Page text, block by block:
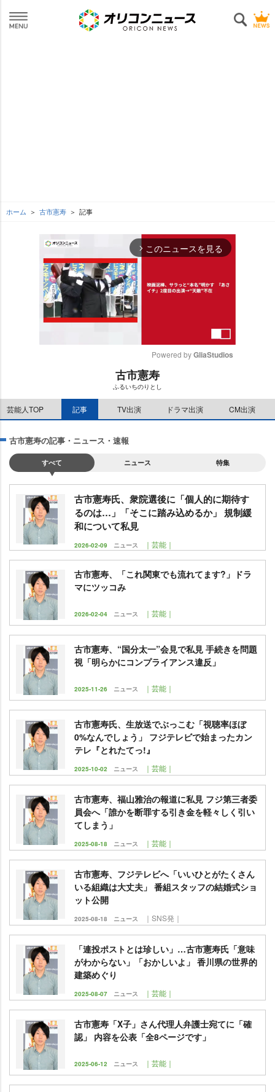
ホーム 古市憲寿 記事
arrow_forward_ios このニュースを見る
e
Powered by GliaStudios
古市憲寿
ふるいちのりとし
芸能人TOP 記事 TV出演 ドラマ出演 CM出演
古市憲寿の記事・ニュース・速報
すべて ニュース 特集
古市憲寿氏、衆院選後に「個人的に期待す
るのは…」「そこに踏み込めるか」 規制緩
和について私見
2026-02-09 ニュース ｜芸能｜
古市憲寿、「これ関東でも流れてます?」ドラ
マにツッコみ
2026-02-04 ニュース ｜芸能｜
古市憲寿、“国分太一”会見で私見 手続きを問題
視「明らかにコンプライアンス違反」
2025-11-26 ニュース ｜芸能｜
古市憲寿氏、生放送でぶっこむ「視聴率ほぼ
0%なんでしょう」 フジテレビで始まったカン
テレ『とれたてっ!』
2025-10-02 ニュース ｜芸能｜
古市憲寿、福山雅治の報道に私見 フジ第三者委
員会へ「誰かを断罪する引き金を軽々しく引い
てしまう」
2025-08-18 ニュース ｜芸能｜
古市憲寿、フジテレビへ「いいひとがたくさん
いる組織は大丈夫」 番組スタッフの結婚式ショ
ット公開
2025-08-18 ニュース ｜SNS発｜
「連投ポストとは珍しい」…古市憲寿氏「意味
がわからない」「おかしいよ」 香川県の世界的
建築めぐり
2025-08-07 ニュース ｜芸能｜
古市憲寿「X子」さん代理人弁護士宛てに「確
認」 内容を公表「全8ページです」
2025-06-12 ニュース ｜芸能｜